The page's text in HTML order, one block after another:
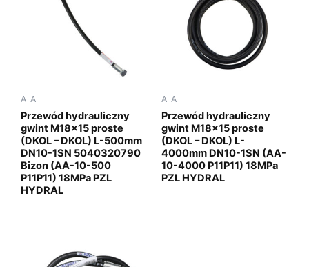
A-A
Przewód hydrauliczny
gwint M18x15 proste
(DKOL – DKOL) L-500mm
DN10-1SN 5040320790
Bizon (AA-10-500
P11P11) 18MPa PZL
HYDRAL
A-A
Przewód hydrauliczny
gwint M18x15 proste
(DKOL – DKOL) L-
4000mm DN10-1SN (AA-
10-4000 P11P11) 18MPa
PZL HYDRAL